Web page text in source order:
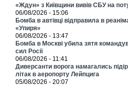
«Ждун» з Київщини вивів СБУ на
06/08/2026 - 15:06
Бомба в автівці відправила в
«Упиря»
06/08/2026 - 13:47
Бомба в Москві убила зятя
сил Росії
06/08/2026 - 11:41
Диверсанти ворога намагались
літак в аеропорту Лейпцига
05/08/2026 - 20:07